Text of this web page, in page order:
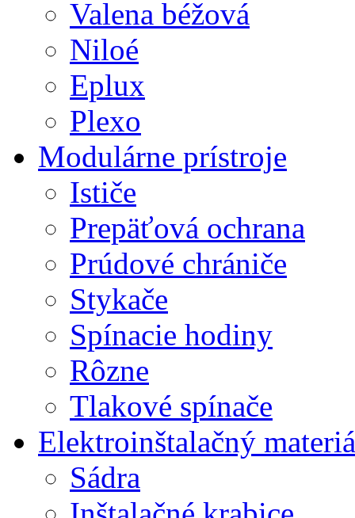
Valena béžová
Niloé
Eplux
Plexo
Modulárne prístroje
Ističe
Prepäťová ochrana
Prúdové chrániče
Stykače
Spínacie hodiny
Rôzne
Tlakové spínače
Elektroinštalačný
Sádra